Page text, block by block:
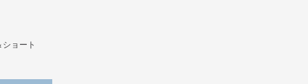
ョート